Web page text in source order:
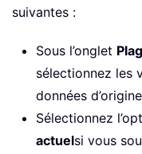
suivantes :
Sous l’onglet
sélectionnez les
données
Sélectionnez
actuelsi vous